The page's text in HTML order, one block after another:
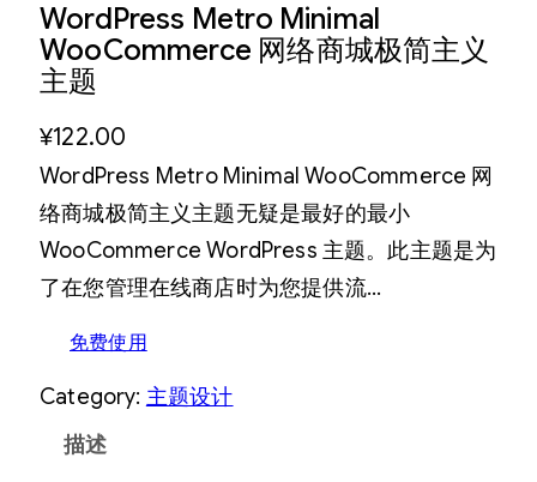
WordPress Metro Minimal
WooCommerce 网络商城极简主义
主题
¥122.00
WordPress Metro Minimal WooCommerce 网
络商城极简主义主题无疑是最好的最小
WooCommerce WordPress 主题。此主题是为
了在您管理在线商店时为您提供流…
免费使用
Category: 主题设计
描述